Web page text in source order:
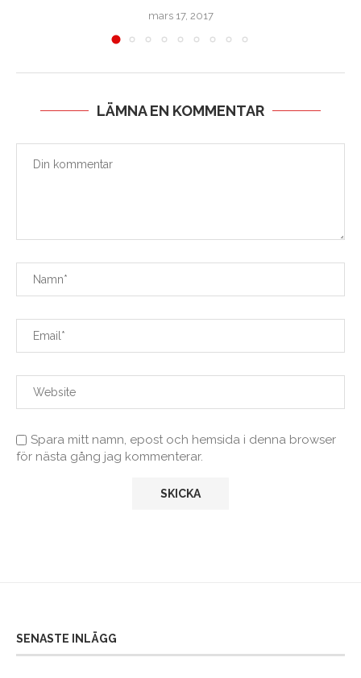
mars 17, 2017
LÄMNA EN KOMMENTAR
Spara mitt namn, epost och hemsida i denna browser
för nästa gång jag kommenterar.
SENASTE INLÄGG